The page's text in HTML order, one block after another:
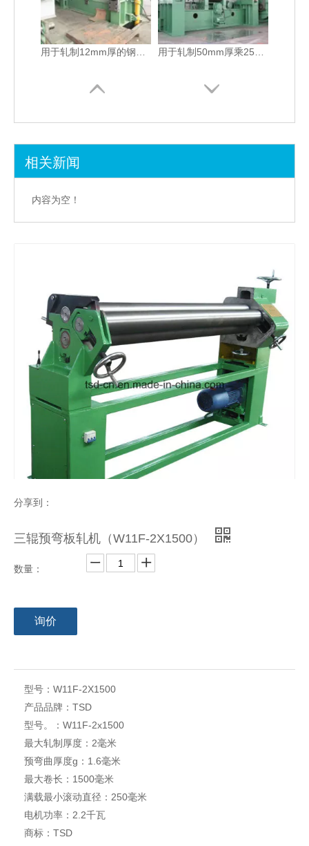
带有3个向下滚动调节位的滚动机（W11SNC-16X2500） 带有预弯机的轧制机，用于轧制30mm厚的圆管（W11S-30X2500）
相关新闻
内容为空！
分享到：
三辊预弯板轧机（W11F-2X1500）
数量：
询价
型号： W11F-2X1500
产品品牌： TSD
型号。： W11F-2x1500
最大轧制厚度： 2毫米
预弯曲厚度g： 1.6毫米
最大卷长： 1500毫米
满载最小滚动直径： 250毫米
电机功率： 2.2千瓦
商标： TSD